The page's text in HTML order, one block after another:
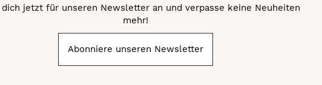
dich jetzt für unseren Newsletter an und verpasse keine Neuheiten
mehr!
Abonniere unseren Newsletter